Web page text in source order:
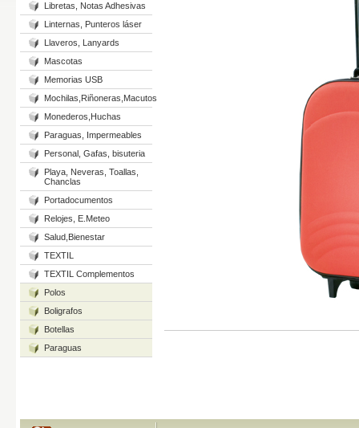
Libretas, Notas Adhesivas
Linternas, Punteros láser
Llaveros, Lanyards
Mascotas
Memorias USB
Mochilas,Riñoneras,Macutos
Monederos,Huchas
Paraguas, Impermeables
Personal, Gafas, bisuteria
Playa, Neveras, Toallas,
Chanclas
Portadocumentos
Relojes, E.Meteo
Salud,Bienestar
TEXTIL
TEXTIL Complementos
Polos
Boligrafos
Botellas
Paraguas